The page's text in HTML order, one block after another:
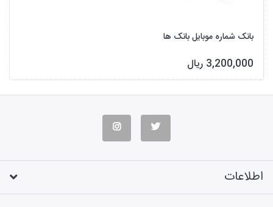
بانک شماره موبایل بانک ها
3,200,000 ریال
اطلاعات